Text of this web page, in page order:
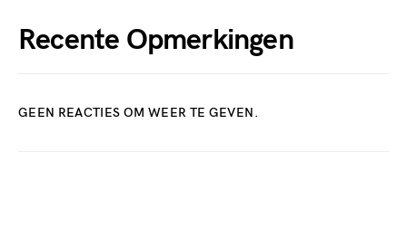
Recente Opmerkingen
GEEN REACTIES OM WEER TE GEVEN.